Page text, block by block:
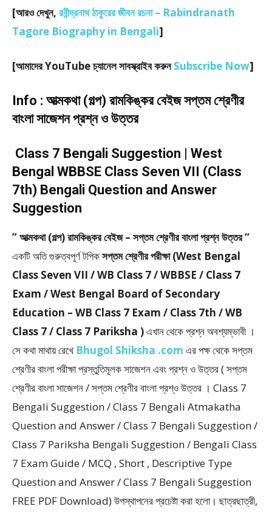
[আরও দেখুন, রবীন্দ্রনাথ ঠাকুরের জীবন রচনা – Rabindranath
Tagore Biography in Bengali]
[আমাদের YouTube চ্যানেল সাবস্ক্রাইব করুনSubscribe Now]
Info : আত্মকথা (গল্প) রামকিঙ্কর বেইজ সপ্তম শ্রেণীর
বাংলা সাজেশন প্রশ্ন ও উত্তর
Class 7 Bengali Suggestion | West
Bengal WBBSE Class Seven VII (Class
7th) Bengali Question and Answer
Suggestion
” আত্মকথা (গল্প) রামকিঙ্কর বেইজ – সপ্তম শ্রেণীর বাংলা প্রশ্ন উত্তর “
একটি অতি গুরুত্বপূর্ণ টপিকসপ্তম শ্রেণীর পরীক্ষা (West Bengal
Class Seven VII / WB Class 7 / WBBSE / Class 7
Exam / West Bengal Board of Secondary
Education – WB Class 7 Exam / Class 7th / WB
Class 7 / Class 7 Pariksha )এখান থেকে প্রশ্ন অবশ্যম্ভাবী ।
সে কথা মাথায় রেখে Bhugol Shiksha .com এর পক্ষ থেকে সপ্তম
শ্রেণীর বাংলা পরীক্ষা প্রস্তুতিমূলক সাজেশন এবং প্রশ্ন ও উত্তর ( সপ্তম
শ্রেণীর বাংলা সাজেশন / সপ্তম শ্রেণীর বাংলা প্রশ্ও উত্তর । Class 7
Bengali Suggestion / Class 7 Bengali Atmakatha
Question and Answer / Class 7 Bengali Suggestion /
Class 7 Pariksha Bengali Suggestion / Bengali Class
7 Exam Guide / MCQ , Short , Descriptive Type
Question and Answer / Class 7 Bengali Suggestion
FREE PDF Download) উপস্থাপনের প্রচেষ্টা করা হলাে। ছাত্রছাত্রী,